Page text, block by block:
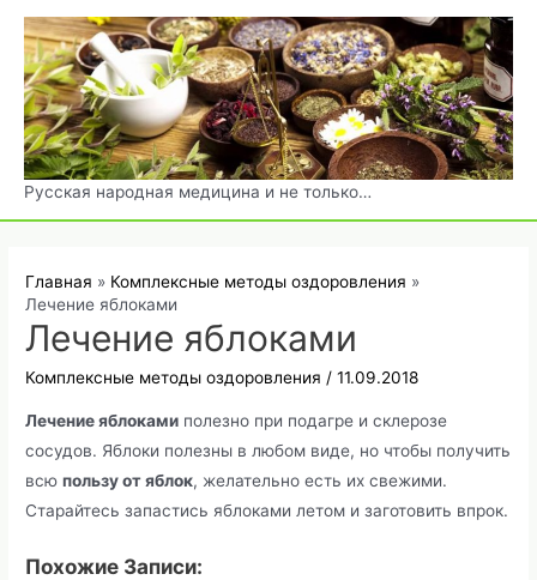
Перейти
содержимому
Русская народная медицина и не только…
Главная
Комплексные методы оздоровления
Лечение яблоками
Лечение яблоками
Комплексные методы оздоровления /11.09.2018
Лечение яблоками полезно при подагре и склерозе
сосудов. Яблоки полезны в любом виде, но чтобы получить
всюпользу от яблок, желательно есть их свежими.
Старайтесь запастись яблоками летом и заготовить впрок.
Похожие Записи: